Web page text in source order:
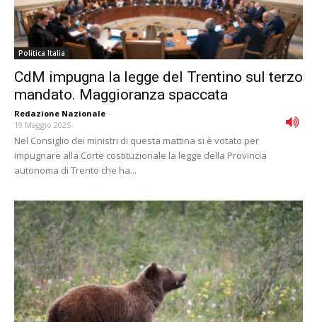
Politica Italia
CdM impugna la legge del Trentino sul terzo
mandato. Maggioranza spaccata
Redazione Nazionale -
19 Maggio 2025
Nel Consiglio dei ministri di questa mattina si è votato per
impugnare alla Corte costituzionale la legge della Provincia
autonoma di Trento che ha...